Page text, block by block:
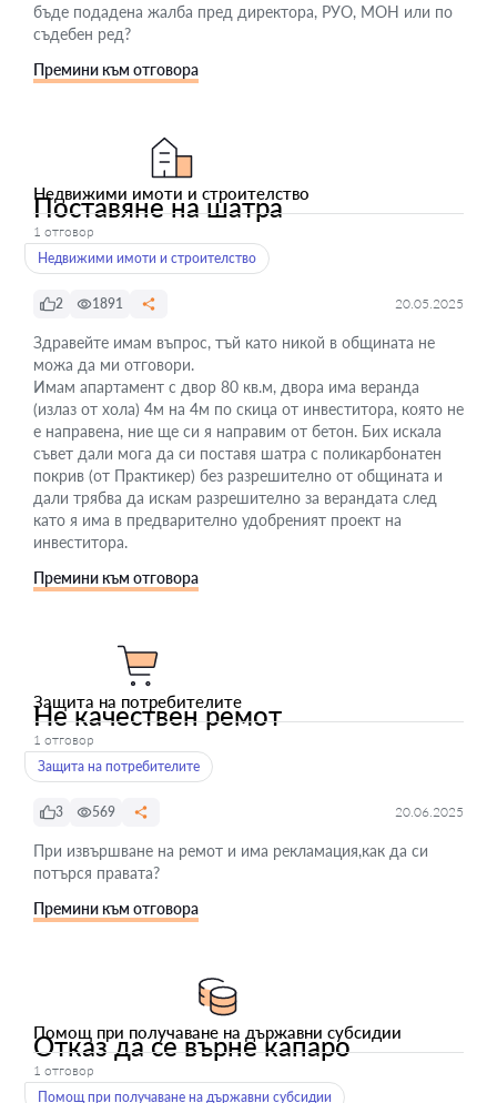
бъде подадена жалба пред директора, РУО, МОН или по
съдебен ред?
Премини към отговора
Недвижими имоти и строителство
Поставяне на шатра
1 отговор
Недвижими имоти и строителство
2 1891 20.05.2025
Здравейте имам въпрос, тъй като никой в общината не
можа да ми отговори.
Имам апартамент с двор 80 кв.м, двора има веранда
(излаз от хола) 4м на 4м по скица от инвеститора, която не
е направена, ние ще си я направим от бетон. Бих искала
съвет дали мога да си поставя шатра с поликарбонатен
покрив (от Практикер) без разрешително от общината и
дали трябва да искам разрешително за верандата след
като я има в предварително удобреният проект на
инвеститора.
Премини към отговора
Защита на потребителите
Не качествен ремот
1 отговор
Защита на потребителите
3 569 20.06.2025
При извършване на ремот и има рекламация,как да си
потърся правата?
Премини към отговора
Помощ при получаване на държавни субсидии
Отказ да се върне капаро
1 отговор
Помощ при получаване на държавни субсидии